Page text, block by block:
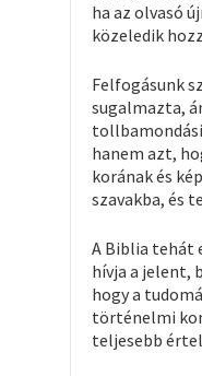
ha az olvasó
közeledik
Felfogásunk
sugalmazta,
hanem azt,
korának és
szavakba, és
A Biblia tehát
hívja a jelent,
hogy a
történelmi
teljesebb